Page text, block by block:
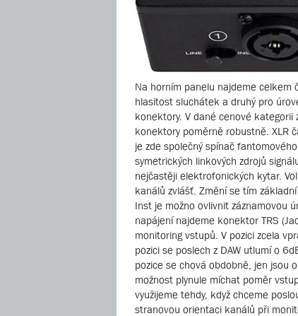
Na horním panelu najdeme celkem
hlasitost sluchátek a druhý pro
konektory. V dané cenové
konektory poměrně robustně. XLR
je zde společný spínač
symetrických linkových zdrojů
nejčastěji elektrofonických kytar.
kanálů zvlášť. Změní se tím
Inst je možno ovlivnit záznamovou
napájení najdeme konektor TRS
monitoring vstupů. V pozici zcela
pozici se poslech z DAW utlumí o
pozice se chová obdobně, jen jsou
možnost plynule míchat poměr
využijeme tehdy, když chceme
stranovou orientaci kanálů při